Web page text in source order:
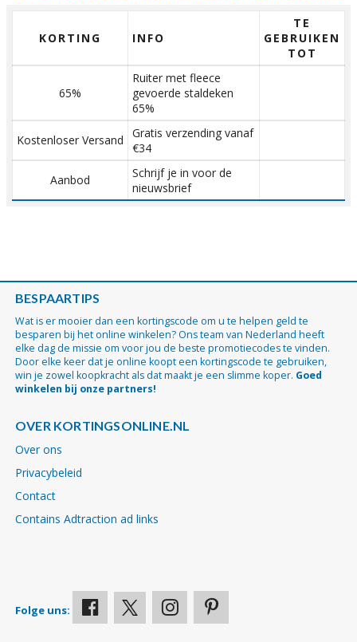
KORTING INFO
TE
GEBRUIKEN
TOT
65%
Ruiter met fleece
gevoerde staldeken
65%
Kostenloser Versand
Gratis verzending vanaf
€34
Aanbod
Schrijf je in voor de
nieuwsbrief
BESPAARTIPS
Wat is er mooier dan een kortingscode om u te helpen geld te
besparen bij het online winkelen? Ons team van Nederland heeft
elke dag de missie om voor jou de beste promotiecodes te vinden.
Door elke keer dat je online koopt een kortingscode te gebruiken,
win je zowel koopkracht als dat maakt je een slimme koper. Goed
winkelen bij onze partners!
OVER KORTINGSONLINE.NL
Over ons
Privacybeleid
Contact
Contains Adtraction ad links
Folge uns: